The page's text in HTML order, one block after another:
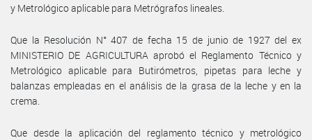
y Metrológico aplicable para Metrógrafos lineales.
Que la Resolución N° 407 de fecha 15 de junio de 1927 del ex
MINISTERIO DE AGRICULTURA aprobó el Reglamento Técnico y
Metrológico aplicable para Butirómetros, pipetas para leche y
balanzas empleadas en el análisis de la grasa de la leche y en la
crema.
Que desde la aplicación del reglamento técnico y metrológico